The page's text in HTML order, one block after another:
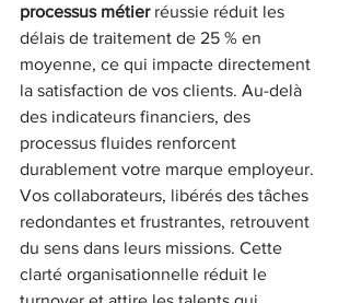
processus métier réussie réduit les
délais de traitement de 25 % en
moyenne, ce qui impacte directement
la satisfaction de vos clients. Au-delà
des indicateurs financiers, des
processus fluides renforcent
durablement votre marque employeur.
Vos collaborateurs, libérés des tâches
redondantes et frustrantes, retrouvent
du sens dans leurs missions. Cette
clarté organisationnelle réduit le